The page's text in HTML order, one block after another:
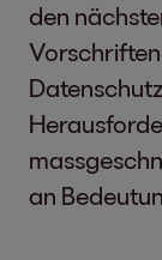
den
an